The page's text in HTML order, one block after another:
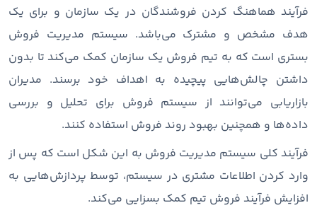
فرآیند هماهنگ کردن فروشندگان در یک سازمان و برای یک
هدف مشخص و مشترک می‌باشد. سیستم مدیریت فروش
بستری است که به تیم فروش یک سازمان کمک می‌کند تا بدون
داشتن چالش‌هایی پیچیده به اهداف خود برسند. مدیران
بازاریابی می‌توانند از سیستم فروش برای تحلیل و بررسی
داده‌ها و همچنین بهبود روند فروش استفاده کنند.
فرآیند کلی سیستم مدیریت فروش به این شکل است که پس از
وارد کردن اطلاعات مشتری در سیستم، توسط پردازش‌هایی به
افزایش فرآیند فروش تیم کمک بسزایی می‌کند.